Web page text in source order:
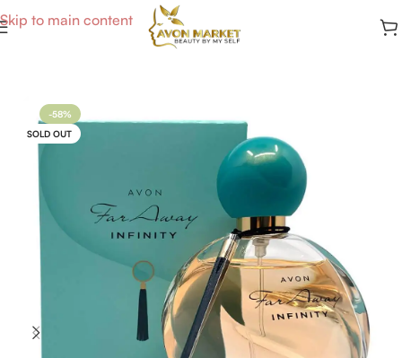
Skip to main content
Parfums Femme
-58%
SOLD OUT